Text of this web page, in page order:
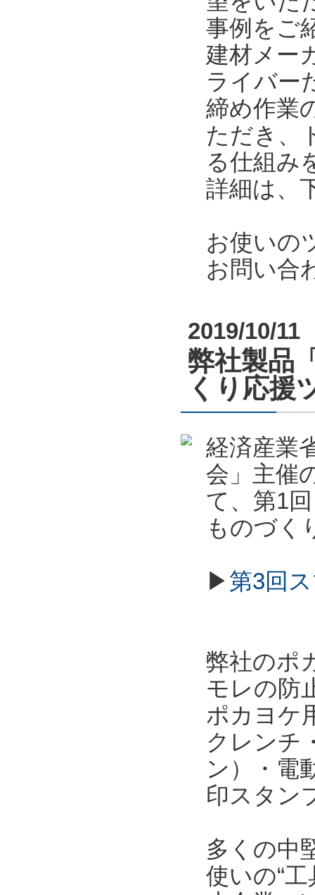
事例をご
建材メー
ライバー
締め作業
ただき、
る仕組み
詳細は、
お使いの
お問い合
2019/10/11
弊社製品
くり応援
経済産業
会」主催
て、第1
ものづく
▶第3回
弊社のポ
モレの防
ポカヨケ
クレンチ
ン）・電
印スタン
多くの中
使いの“